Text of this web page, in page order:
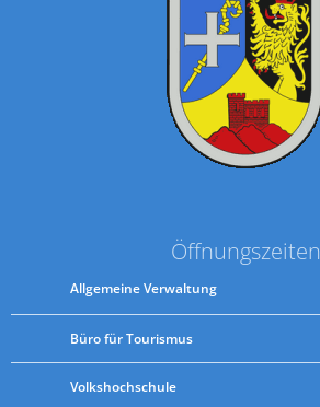
Öffnungszeiten
Allgemeine Verwaltung
Büro für Tourismus
Volkshochschule